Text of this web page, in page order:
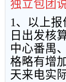
独立包团
1、以上报
日出发核
中心番禺
格略有增
天来电实